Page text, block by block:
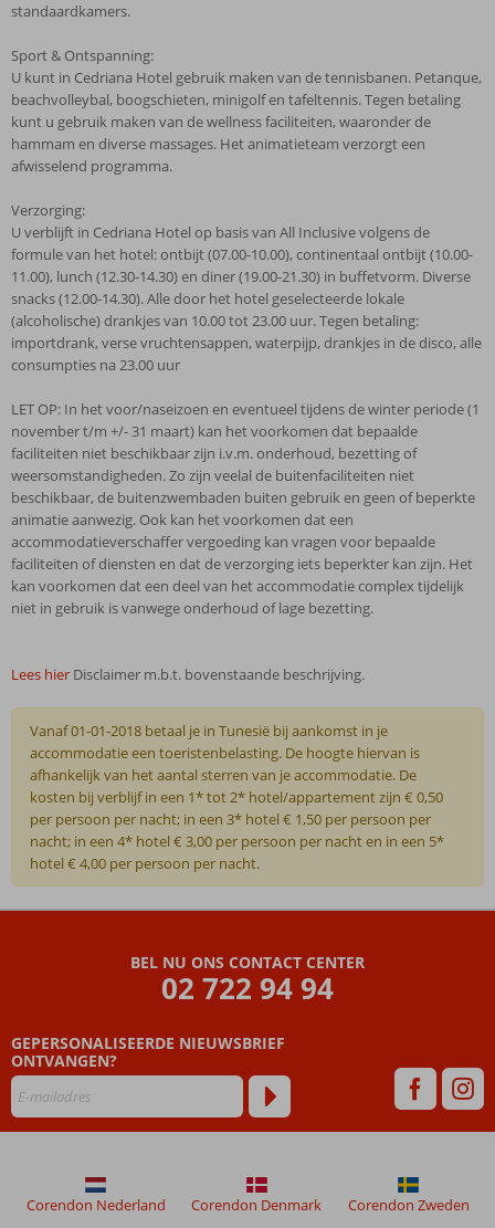
standaardkamers.
Sport & Ontspanning:
U kunt in Cedriana Hotel gebruik maken van de tennisbanen. Petanque,
beachvolleybal, boogschieten, minigolf en tafeltennis. Tegen betaling
kunt u gebruik maken van de wellness faciliteiten, waaronder de
hammam en diverse massages. Het animatieteam verzorgt een
afwisselend programma.
Verzorging:
U verblijft in Cedriana Hotel op basis van All Inclusive volgens de
formule van het hotel: ontbijt (07.00-10.00), continentaal ontbijt (10.00-
11.00), lunch (12.30-14.30) en diner (19.00-21.30) in buffetvorm. Diverse
snacks (12.00-14.30). Alle door het hotel geselecteerde lokale
(alcoholische) drankjes van 10.00 tot 23.00 uur. Tegen betaling:
importdrank, verse vruchtensappen, waterpijp, drankjes in de disco, alle
consumpties na 23.00 uur
LET OP: In het voor/naseizoen en eventueel tijdens de winter periode (1
november t/m +/- 31 maart) kan het voorkomen dat bepaalde
faciliteiten niet beschikbaar zijn i.v.m. onderhoud, bezetting of
weersomstandigheden. Zo zijn veelal de buitenfaciliteiten niet
beschikbaar, de buitenzwembaden buiten gebruik en geen of beperkte
animatie aanwezig. Ook kan het voorkomen dat een
accommodatieverschaffer vergoeding kan vragen voor bepaalde
faciliteiten of diensten en dat de verzorging iets beperkter kan zijn. Het
kan voorkomen dat een deel van het accommodatie complex tijdelijk
niet in gebruik is vanwege onderhoud of lage bezetting.
Lees hier Disclaimer m.b.t. bovenstaande beschrijving.
Vanaf 01-01-2018 betaal je in Tunesië bij aankomst in je
accommodatie een toeristenbelasting. De hoogte hiervan is
afhankelijk van het aantal sterren van je accommodatie. De
kosten bij verblijf in een 1* tot 2* hotel/appartement zijn € 0,50
per persoon per nacht; in een 3* hotel € 1,50 per persoon per
nacht; in een 4* hotel € 3,00 per persoon per nacht en in een 5*
hotel € 4,00 per persoon per nacht.
na
hun
verblijf
in
BEL NU ONS CONTACT CENTER
02 722 94 94
GEPERSONALISEERDE NIEUWSBRIEF
ONTVANGEN?
Corendon Nederland Corendon Denmark Corendon Zweden